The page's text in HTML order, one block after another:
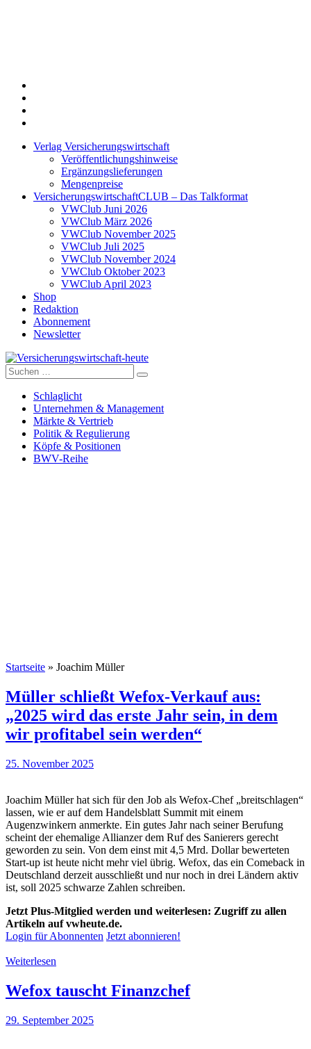
Verlag Versicherungswirtschaft
Veröffentlichungshinweise
Ergänzungslieferungen
Mengenpreise
VersicherungswirtschaftCLUB – Das Talkformat
VWClub Juni 2026
VWClub März 2026
VWClub November 2025
VWClub Juli 2025
VWClub November 2024
VWClub Oktober 2023
VWClub April 2023
Shop
Redaktion
Abonnement
Newsletter
Versicherungswirtschaft-heute
Suche
nach:
Schlaglicht
Unternehmen & Management
Märkte & Vertrieb
Politik & Regulierung
Köpfe & Positionen
BWV-Reihe
Startseite » Joachim Müller
Müller schließt Wefox-Verkauf aus:
„2025 wird das erste Jahr sein, in dem
wir profitabel sein werden“
25. November 2025
Joachim Müller hat sich für den Job als Wefox-Chef „breitschlagen“
lassen, wie er auf dem Handelsblatt Summit mit einem
Augenzwinkern anmerkte. Ein gutes Jahr nach seiner Berufung
scheint der ehemalige Allianzer dem Ruf des Sanierers gerecht
geworden zu sein. Von dem einst mit 4,5 Mrd. Dollar bewerteten
Start-up ist heute nicht mehr viel übrig. Wefox, das ein Comeback in
Deutschland derzeit ausschließt und nur noch in drei Ländern aktiv
ist, soll 2025 schwarze Zahlen schreiben.
Jetzt Plus-Mitglied werden und weiterlesen: Zugriff zu allen
Artikeln auf vwheute.de.
Login für Abonnenten Jetzt abonnieren!
Weiterlesen
Wefox tauscht Finanzchef
29. September 2025